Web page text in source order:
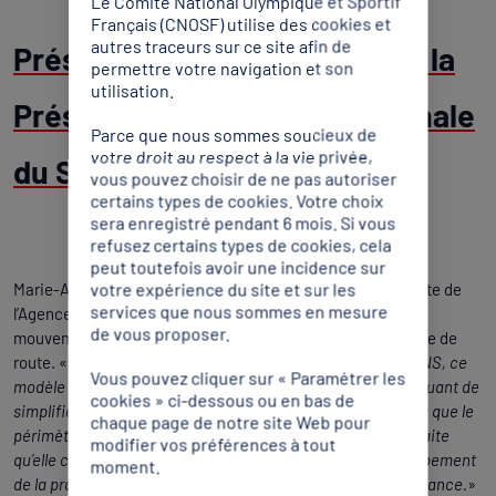
Présentation des priorités de la
Présidente de l’Agence nationale
du Sport
Marie-Amélie le Fur qui a été élue le 28 novembre Présidente de
l’Agence nationale du Sport (ANS) et issue du collège du
mouvement sportif a présenté aux administrateurs sa feuille de
route. «
Je suis attachée à la gouvernance collégiale de l’ANS, ce
modèle a fait ses preuves, il faut le préserver tout en continuant de
simplifier et d’optimiser l’Agence. De la même façon et alors que le
périmètre de l’Agence peut être remis en question, je souhaite
qu’elle continue à s’appuyer sur ses trois piliers : le développement
de la pratique, le déploiement territorial et la haute performance.»
Français (CNOSF) utilise des cookies et
autres traceurs sur ce site afin de
permettre votre navigation et son
utilisation.
Parce que nous sommes soucieux de
votre droit au respect à la vie privée,
vous pouvez choisir de ne pas autoriser
certains types de cookies. Votre choix
sera enregistré pendant 6 mois. Si vous
refusez certains types de cookies, cela
peut toutefois avoir une incidence sur
votre expérience du site et sur les
services que nous sommes en mesure
de vous proposer.
Vous pouvez cliquer sur « Paramétrer les
cookies » ci-dessous ou en bas de
chaque page de notre site Web pour
modifier vos préférences à tout
moment.